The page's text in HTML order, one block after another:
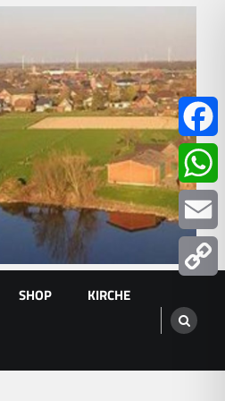
SHOP KIRCHE
Email
Link